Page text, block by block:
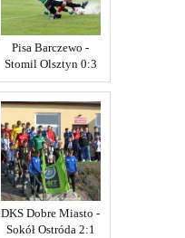
Pisa Barczewo -
Stomil Olsztyn 0:3
DKS Dobre Miasto -
Sokół Ostróda 2:1